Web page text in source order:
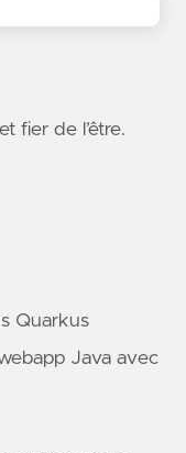
fier de l’être.
Quarkus
Java avec